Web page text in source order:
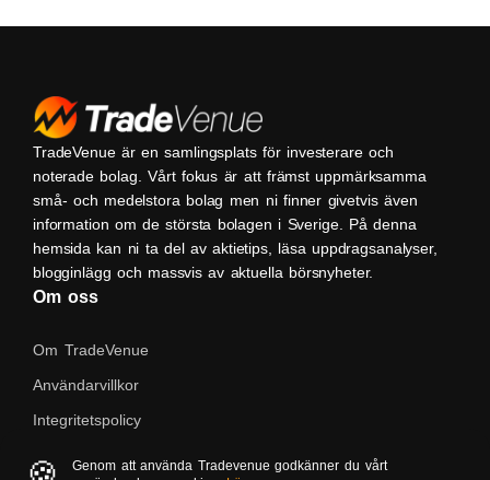
TradeVenue är en samlingsplats för investerare och
noterade bolag. Vårt fokus är att främst uppmärksamma
små- och medelstora bolag men ni finner givetvis även
information om de största bolagen i Sverige. På denna
hemsida kan ni ta del av aktietips, läsa uppdragsanalyser,
blogginlägg och massvis av aktuella börsnyheter.
Om oss
Om TradeVenue
Användarvillkor
Integritetspolicy
Genom att använda Tradevenue godkänner du vårt